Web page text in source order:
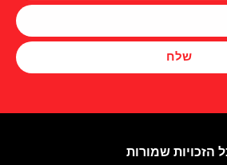
שלח
הזכויות שמורות